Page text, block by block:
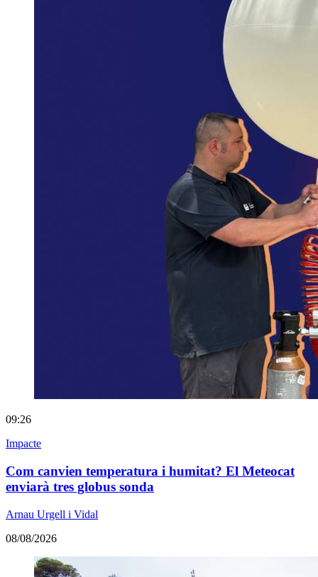
09:26
Impacte
Com canvien temperatura i humitat? El Meteocat
enviarà tres globus sonda
Arnau Urgell i Vidal
08/08/2026